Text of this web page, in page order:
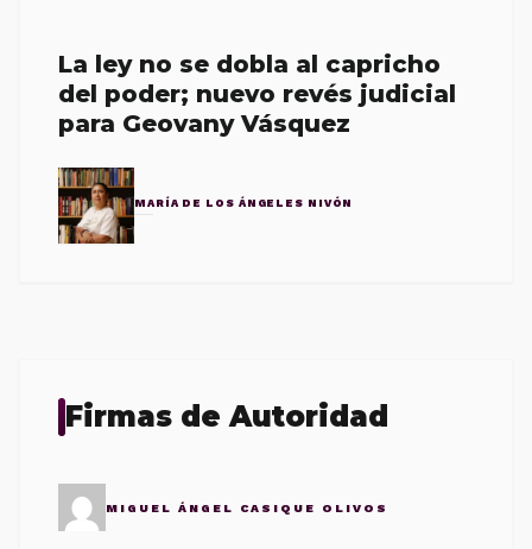
La ley no se dobla al capricho
del poder; nuevo revés judicial
para Geovany Vásquez
MARÍA DE LOS ÁNGELES NIVÓN
Firmas de Autoridad
MIGUEL ÁNGEL CASIQUE OLIVOS